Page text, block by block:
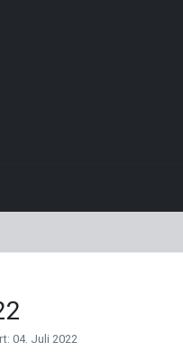
04. Juli 2022